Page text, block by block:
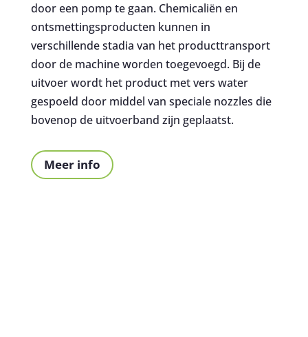
door een pomp te gaan. Chemicaliën en
ontsmettingsproducten kunnen in
verschillende stadia van het producttransport
door de machine worden toegevoegd. Bij de
uitvoer wordt het product met vers water
gespoeld door middel van speciale nozzles die
bovenop de uitvoerband zijn geplaatst.
Meer info